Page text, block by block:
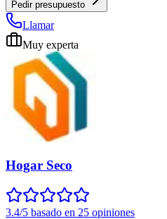
Pedir presupuesto
Llamar
Muy experta
Hogar Seco
3.4/5 basado en 25 opiniones